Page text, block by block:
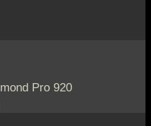
Pro 920